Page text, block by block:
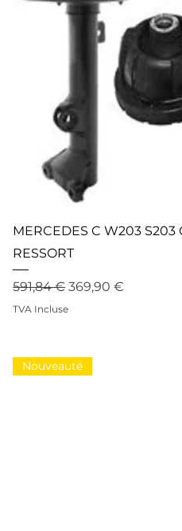
MERCEDES C W203 S203
RESSORT
Prix original
591,84 € Prix
369,90 €
TVA Incluse
Nouveauté